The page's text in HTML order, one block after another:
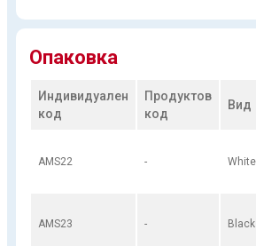
Опаковка
Индивидуален
код
Продуктов
код
Вид
AMS22 - White
AMS23 - Black